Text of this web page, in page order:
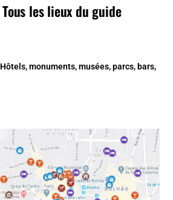
les lieux du guide
monuments, musées, parcs, bars,